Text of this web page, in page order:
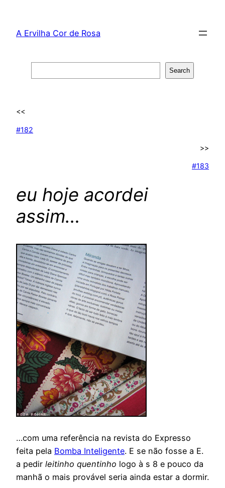
content
A Ervilha Cor de Rosa
Search
<<
#182
>>
#183
eu hoje acordei
assim…
…com uma referência na revista do Expresso
feita pela Bomba Inteligente. E se não fosse a E.
a pedir leitinho quentinho logo à s 8 e pouco da
manhã o mais provável seria ainda estar a dormir.